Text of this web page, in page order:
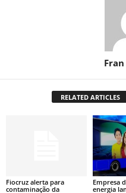
RELATED ARTICLES
Fiocruz alerta para
contaminação da
Empresa
energia